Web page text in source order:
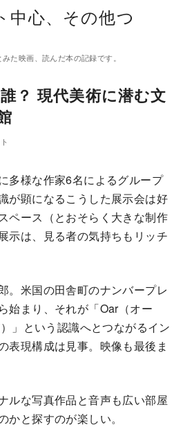
中心、その他つ
た映画、読んだ本の記録です。
？ 現代美術に潜む文
多様な作家6名によるグループ
が顕になるこうした展示会は好
ペース（とおそらく大きな制作
示は、見る者の気持ちもリッチ
。米国の田舎町のナンバープレ
始まり、それが「Oar（オー
」という認識へとつながるイン
表現構成は見事。映像も最後ま
ルな写真作品と音声も広い部屋
と探すのが楽しい。